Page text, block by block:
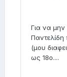
Για να μην
Παντελίδη
(μου
ως 18ο....